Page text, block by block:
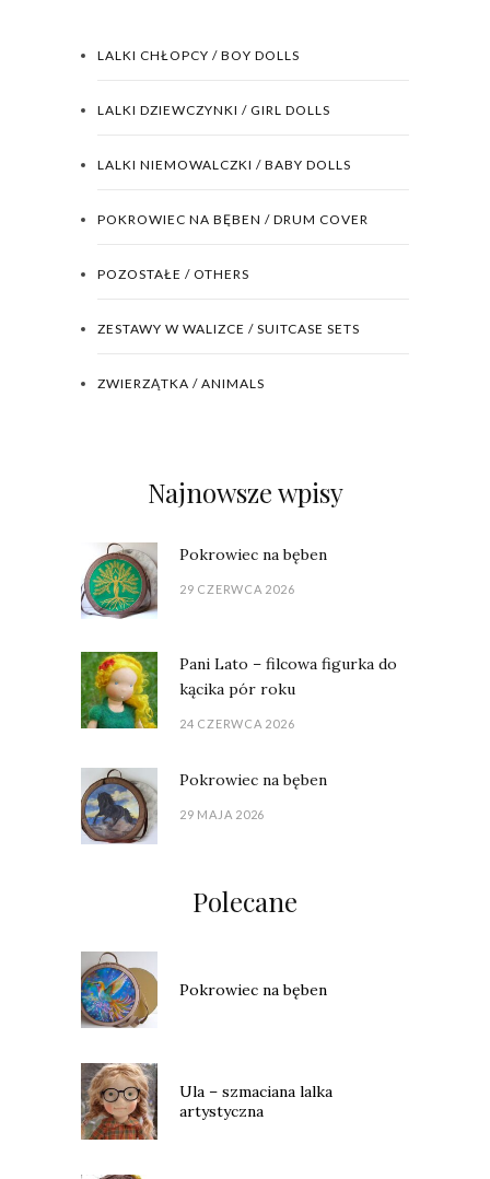
LALKI CHŁOPCY / BOY DOLLS
LALKI DZIEWCZYNKI / GIRL DOLLS
LALKI NIEMOWALCZKI / BABY DOLLS
POKROWIEC NA BĘBEN / DRUM COVER
POZOSTAŁE / OTHERS
ZESTAWY W WALIZCE / SUITCASE SETS
ZWIERZĄTKA / ANIMALS
Najnowsze wpisy
Pokrowiec na bęben
29 CZERWCA 2026
Pani Lato – filcowa figurka do
kącika pór roku
24 CZERWCA 2026
Pokrowiec na bęben
29 MAJA 2026
Polecane
Pokrowiec na bęben
Ula – szmaciana lalka
artystyczna